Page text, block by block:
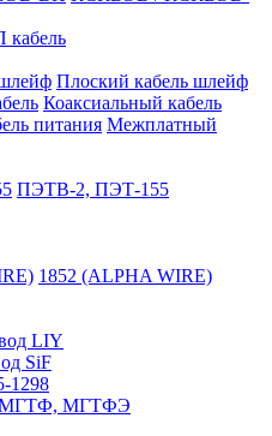
Плоский кабель шлейф
Коаксиальный кабель
Межплатный
ПЭТВ-2, ПЭТ-155
1852 (ALPHA WIRE)
LIY
SiF
1298
МГТФЭ